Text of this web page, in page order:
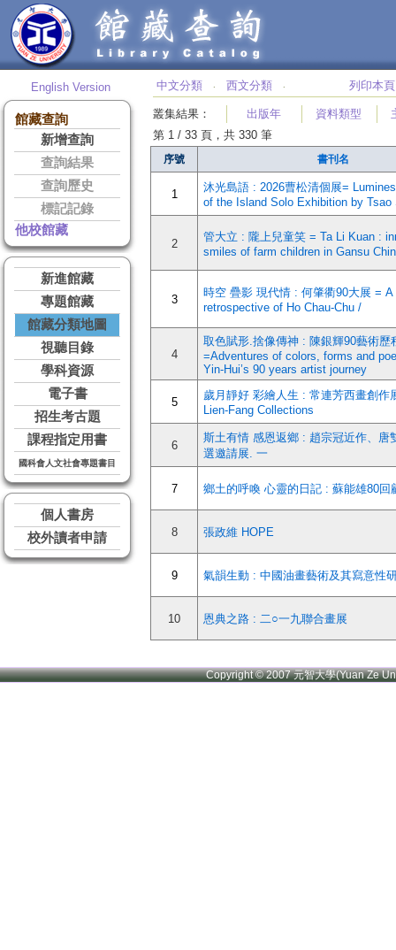
English Version
館藏查詢
新增查詢
查詢結果
查詢歷史
標記記錄
他校館藏
新進館藏
專題館藏
館藏分類地圖
視聽目錄
學科資源
電子書
招生考古題
課程指定用書
國科會人文社會專題書目
個人書房
校外讀者申請
中文分類 ‧ 西文分類 ‧ 列印本頁
叢集結果 ： 出版年 資料類型
第 1 / 33 頁，共 330 筆
序號 書刊名
1
沐光島語 : 2026曹松清個展=
of the Island Solo Exhibition by Tsao
2
管大立 : 隴上兒童笑 = Ta Li Kuan :
smiles of farm children in Gansu
3
時空 疊影 現代情 : 何肇衢90大展 = A
retrospective of Ho Chau-Chu /
4
取色賦形.捨像傳神 : 陳銀輝90藝術歷
=Adventures of colors, forms and
Yin-Hui’s 90 years artist journey
5
歲月靜好 彩繪人生 : 常連芳西畫創作
Lien-Fang Collections
6
斯土有情 感恩返鄉 : 趙宗冠近作、唐
選邀請展. 一
7 鄉土的呼喚 心靈的日記 : 蘇能雄80回
8 張政維 HOPE
9 氣韻生動 : 中國油畫藝術及其寫意性
10 恩典之路 : 二○一九聯合畫展
Copyright © 2007 元智大學(Yuan Ze